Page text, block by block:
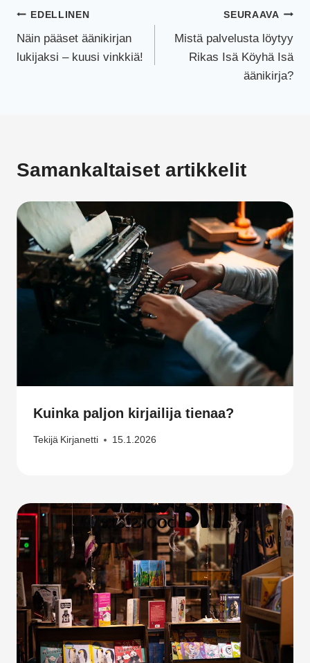
Artikkelien
selaus
EDELLINEN
Näin pääset äänikirjan
lukijaksi – kuusi vinkkiä!
SEURAAVA
Mistä palvelusta löytyy
Rikas Isä Köyhä Isä
äänikirja?
Samankaltaiset artikkelit
Kuinka paljon kirjailija tienaa?
Tekijä Kirjanetti 15.1.2026